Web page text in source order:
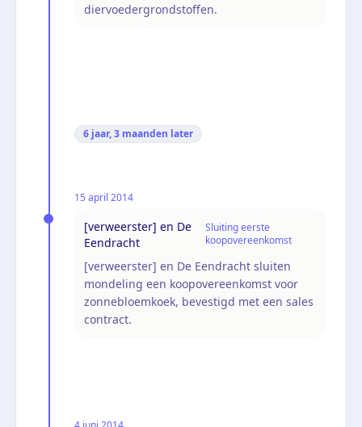
diervoedergrondstoffen.
6 jaar, 3 maanden later
15 april 2014
[verweerster] en De
Eendracht
Sluiting eerste
koopovereenkomst
[verweerster] en De Eendracht sluiten
mondeling een koopovereenkomst voor
zonnebloemkoek, bevestigd met een sales
contract.